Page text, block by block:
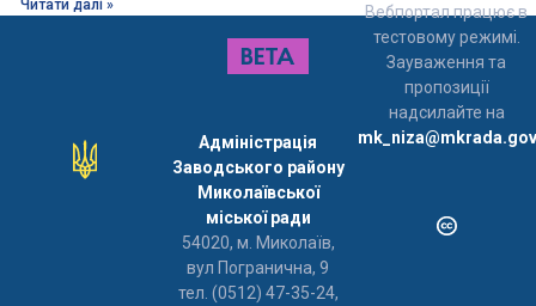
Читати далі »
Адміністрація
Заводського району
Миколаївської
міської ради
54020, м. Миколаїв,
вул Погранична, 9
тел. (0512) 47-35-24,
Вебпортал працює в
тестовому режимі.
Зауваження та
пропозиції
надсилайте на